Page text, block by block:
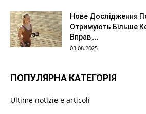
Нове Дослідження
Отримують Більше
Вправ,...
03.08.2025
ПОПУЛЯРНА КАТЕГОРІЯ
Ultime notizie e articoli